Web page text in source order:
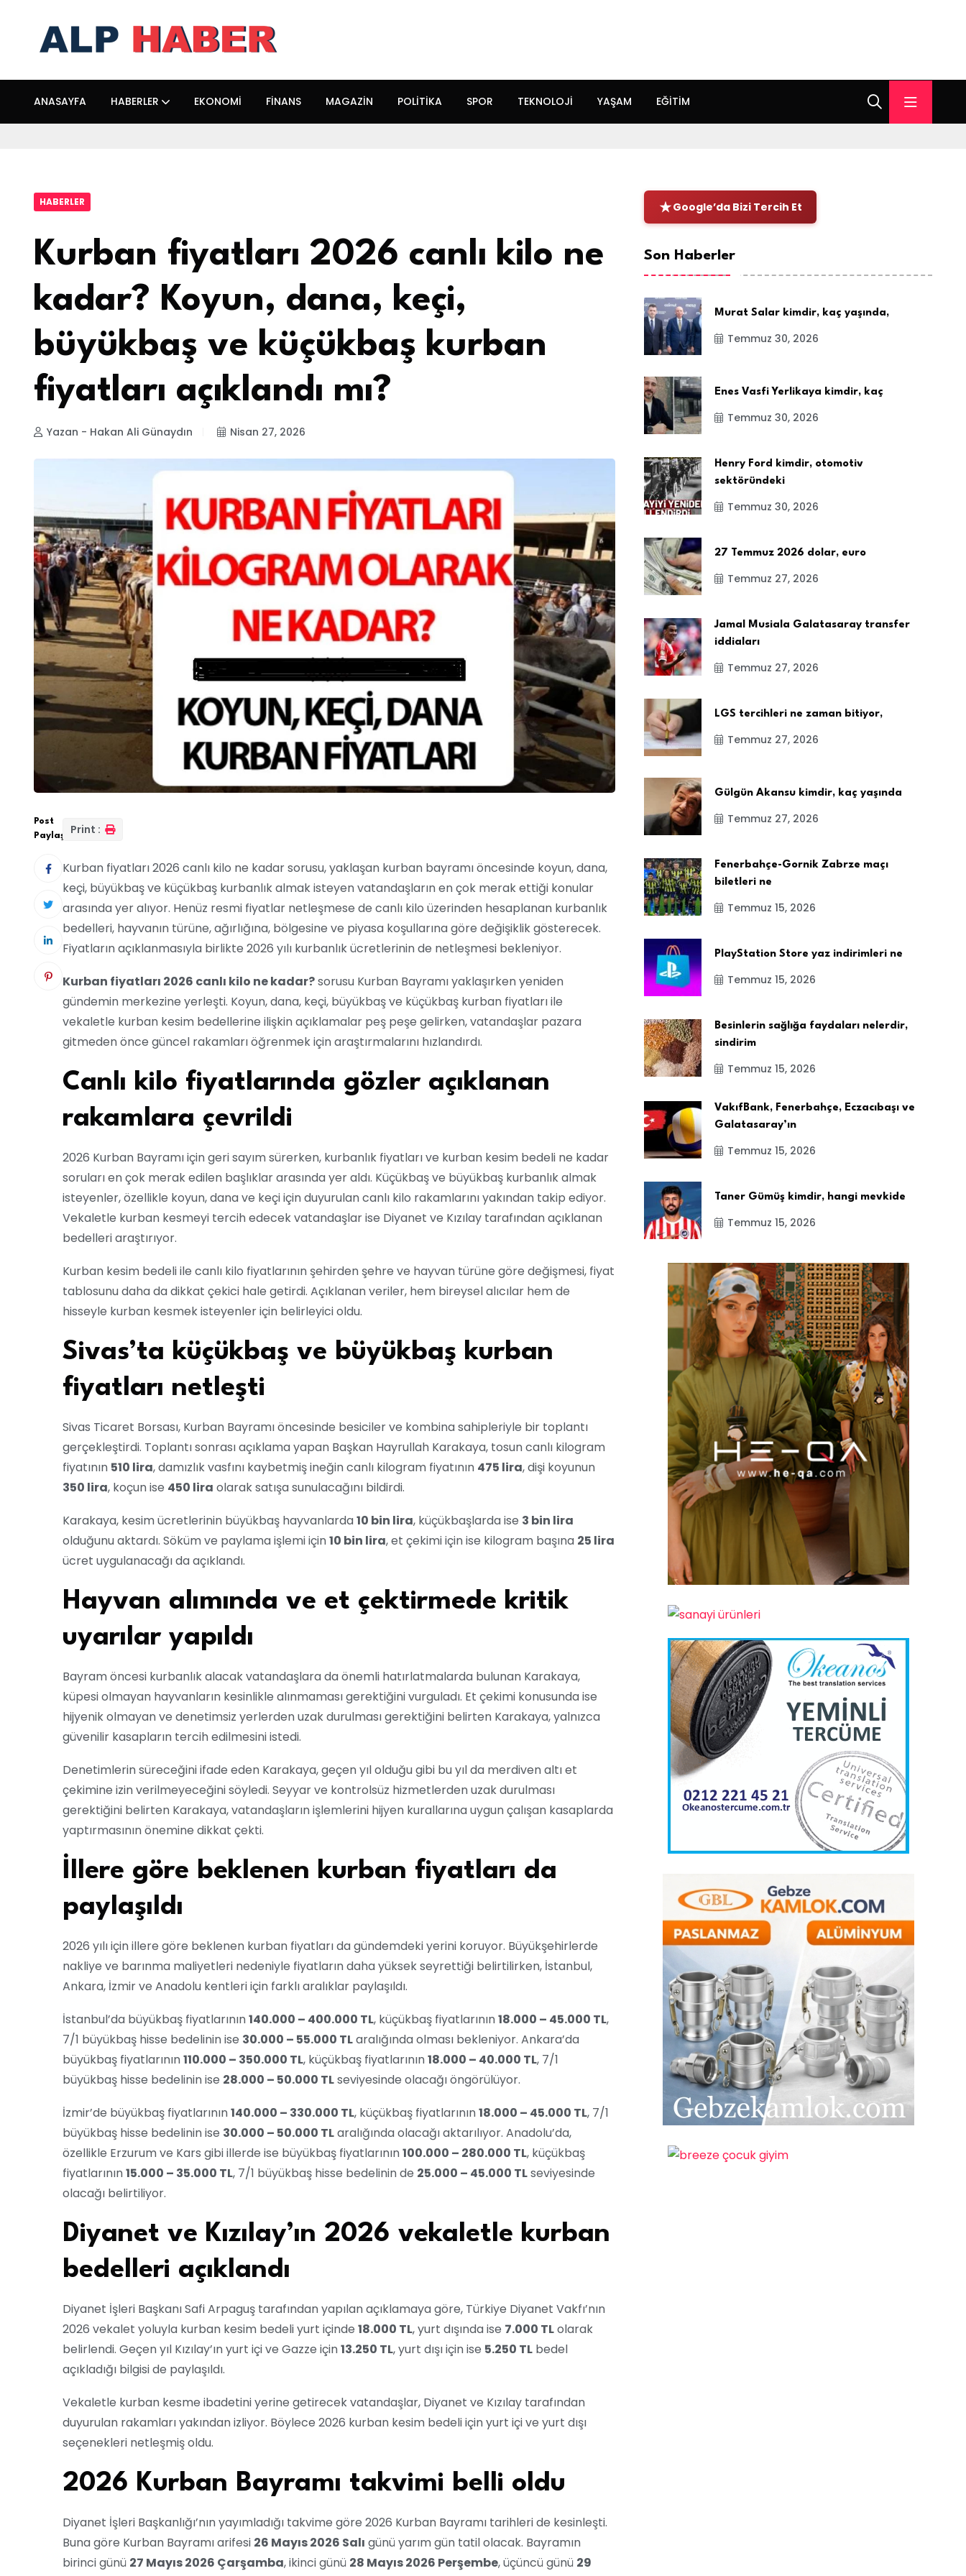
ANASAYFA HABERLER EKONOMI FINANS MAGAZIN POLITIKA SPOR TEKNOLOJI YAŞAM EĞITIM
HABERLER
Kurban fiyatları 2026 canlı kilo ne
kadar? Koyun, dana, keçi,
büyükbaş ve küçükbaş kurban
fiyatları açıklandı mı?
Yazan - Hakan Ali Günaydın Nisan 27, 2026
Post
Paylaş:
Print :
Kurban fiyatları 2026 canlı kilo ne kadar sorusu, yaklaşan kurban bayramı öncesinde koyun, dana,
keçi, büyükbaş ve küçükbaş kurbanlık almak isteyen vatandaşların en çok merak ettiği konular
arasında yer alıyor. Henüz resmi fiyatlar netleşmese de canlı kilo üzerinden hesaplanan kurbanlık
bedelleri, hayvanın türüne, ağırlığına, bölgesine ve piyasa koşullarına göre değişiklik gösterecek.
Fiyatların açıklanmasıyla birlikte 2026 yılı kurbanlık ücretlerinin de netleşmesi bekleniyor.
Kurban fiyatları 2026 canlı kilo ne kadar?sorusu Kurban Bayramı yaklaşırken yeniden
gündemin merkezine yerleşti. Koyun, dana, keçi, büyükbaş ve küçükbaş kurban fiyatları ile
vekaletle kurban kesim bedellerine ilişkin açıklamalar peş peşe gelirken, vatandaşlar pazara
gitmeden önce güncel rakamları öğrenmek için araştırmalarını hızlandırdı.
Canlı kilo fiyatlarında gözler açıklanan
rakamlara çevrildi
2026 Kurban Bayramı için geri sayım sürerken, kurbanlık fiyatları ve kurban kesim bedeli ne kadar
soruları en çok merak edilen başlıklar arasında yer aldı. Küçükbaş ve büyükbaş kurbanlık almak
isteyenler, özellikle koyun, dana ve keçi için duyurulan canlı kilo rakamlarını yakından takip ediyor.
Vekaletle kurban kesmeyi tercih edecek vatandaşlar ise Diyanet ve Kızılay tarafından açıklanan
bedelleri araştırıyor.
Kurban kesim bedeli ile canlı kilo fiyatlarının şehirden şehre ve hayvan türüne göre değişmesi, fiyat
tablosunu daha da dikkat çekici hale getirdi. Açıklanan veriler, hem bireysel alıcılar hem de
hisseyle kurban kesmek isteyenler için belirleyici oldu.
Sivas’ta küçükbaş ve büyükbaş kurban
fiyatları netleşti
Sivas Ticaret Borsası, Kurban Bayramı öncesinde besiciler ve kombina sahipleriyle bir toplantı
gerçekleştirdi. Toplantı sonrası açıklama yapan Başkan Hayrullah Karakaya, tosun canlı kilogram
fiyatının 510 lira, damızlık vasfını kaybetmiş ineğin canlı kilogram fiyatının 475 lira, dişi koyunun
350 lira, koçun ise 450 lira olarak satışa sunulacağını bildirdi.
Karakaya, kesim ücretlerinin büyükbaş hayvanlarda10 bin lira, küçükbaşlarda ise 3 bin lira
olduğunu aktardı. Söküm ve paylama işlemi için10 bin lira, et çekimi için ise kilogram başına 25 lira
ücret uygulanacağı da açıklandı.
Hayvan alımında ve et çektirmede kritik
uyarılar yapıldı
Bayram öncesi kurbanlık alacak vatandaşlara da önemli hatırlatmalarda bulunan Karakaya,
küpesi olmayan hayvanların kesinlikle alınmaması gerektiğini vurguladı. Et çekimi konusunda ise
hijyenik olmayan ve denetimsiz yerlerden uzak durulması gerektiğini belirten Karakaya, yalnızca
güvenilir kasapların tercih edilmesini istedi.
Denetimlerin süreceğini ifade eden Karakaya, geçen yıl olduğu gibi bu yıl da merdiven altı et
çekimine izin verilmeyeceğini söyledi. Seyyar ve kontrolsüz hizmetlerden uzak durulması
gerektiğini belirten Karakaya, vatandaşların işlemlerini hijyen kurallarına uygun çalışan kasaplarda
yaptırmasının önemine dikkat çekti.
İllere göre beklenen kurban fiyatları da
paylaşıldı
2026 yılı için illere göre beklenen kurban fiyatları da gündemdeki yerini koruyor. Büyükşehirlerde
nakliye ve barınma maliyetleri nedeniyle fiyatların daha yüksek seyrettiği belirtilirken, İstanbul,
Ankara, İzmir ve Anadolu kentleri için farklı aralıklar paylaşıldı.
İstanbul’da büyükbaş fiyatlarının140.000 – 400.000 TL, küçükbaş fiyatlarının18.000 – 45.000 TL,
7/1 büyükbaş hisse bedelinin ise 30.000 – 55.000 TLaralığında olması bekleniyor. Ankara’da
büyükbaş fiyatlarının110.000 – 350.000 TL, küçükbaş fiyatlarının18.000 – 40.000 TL, 7/1
büyükbaş hisse bedelinin ise 28.000 – 50.000 TLseviyesinde olacağı öngörülüyor.
İzmir’de büyükbaş fiyatlarının140.000 – 330.000 TL, küçükbaş fiyatlarının18.000 – 45.000 TL, 7/1
büyükbaş hisse bedelinin ise 30.000 – 50.000 TLaralığında olacağı aktarılıyor. Anadolu’da,
özellikle Erzurum ve Kars gibi illerde ise büyükbaş fiyatlarının100.000 – 280.000 TL, küçükbaş
fiyatlarının15.000 – 35.000 TL, 7/1 büyükbaş hisse bedelinin de 25.000 – 45.000 TLseviyesinde
olacağı belirtiliyor.
Diyanet ve Kızılay’ın 2026 vekaletle kurban
bedelleri açıklandı
Diyanet İşleri Başkanı Safi Arpaguş tarafından yapılan açıklamaya göre, Türkiye Diyanet Vakfı’nın
2026 vekalet yoluyla kurban kesim bedeli yurt içinde 18.000 TL, yurt dışında ise 7.000 TLolarak
belirlendi. Geçen yıl Kızılay’ın yurt içi ve Gazze için13.250 TL, yurt dışı için ise 5.250 TL bedel
açıkladığı bilgisi de paylaşıldı.
Vekaletle kurban kesme ibadetini yerine getirecek vatandaşlar, Diyanet ve Kızılay tarafından
duyurulan rakamları yakından izliyor. Böylece 2026 kurban kesim bedeli için yurt içi ve yurt dışı
seçenekleri netleşmiş oldu.
2026 Kurban Bayramı takvimi belli oldu
Diyanet İşleri Başkanlığı’nın yayımladığı takvime göre 2026 Kurban Bayramı tarihleri de kesinleşti.
Buna göre Kurban Bayramı arifesi 26 Mayıs 2026 Salı günü yarım gün tatil olacak. Bayramın
birinci günü 27 Mayıs 2026 Çarşamba, ikinci günü 28 Mayıs 2026 Perşembe, üçüncü günü 29
Google’da Bizi Tercih Et
Son Haberler
Murat Salar kimdir, kaç yaşında,
Temmuz 30, 2026
Enes Vasfi Yerlikaya kimdir, kaç
Temmuz 30, 2026
Henry Ford kimdir, otomotiv
sektöründeki
Temmuz 30, 2026
27 Temmuz 2026 dolar, euro
Temmuz 27, 2026
Jamal Musiala Galatasaray transfer
iddiaları
Temmuz 27, 2026
LGS tercihleri ne zaman bitiyor,
Temmuz 27, 2026
Gülgün Akansu kimdir, kaç yaşında
Temmuz 27, 2026
Fenerbahçe-Gornik Zabrze maçı
biletleri ne
Temmuz 15, 2026
PlayStation Store yaz indirimleri ne
Temmuz 15, 2026
Besinlerin sağlığa faydaları nelerdir,
sindirim
Temmuz 15, 2026
VakıfBank, Fenerbahçe, Eczacıbaşı ve
Galatasaray’ın
Temmuz 15, 2026
Taner Gümüş kimdir, hangi mevkide
Temmuz 15, 2026